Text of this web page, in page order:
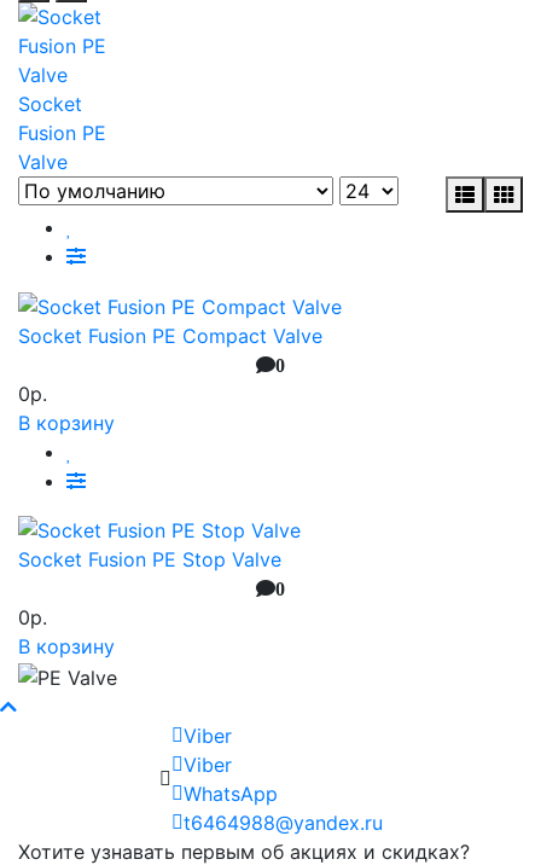
Socket
Fusion PE
Valve
Socket Fusion PE Compact Valve
0
0р.
В корзину
Socket Fusion PE Stop Valve
0
0р.
В корзину
Viber
Viber
WhatsApp
t6464988@yandex.ru
Хотите узнавать первым об акциях и скидках?